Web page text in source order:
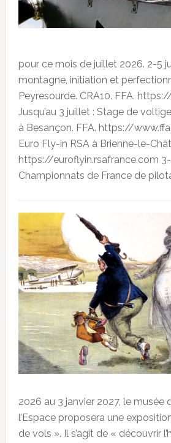
pour ce mois de juillet 2026. 2-5
montagne, initiation et
Peyresourde. CRA10. FFA.
Jusqu’au 3 juillet : Stage de
à Besançon. FFA. https://
Euro Fly-in RSA à Brienne-le-
https://euroflyin.rsafrance.com
Championnats de France de
2026 au 3 janvier 2027, le musée
l’Espace proposera une
de vols ». Il s’agit de « découvrir